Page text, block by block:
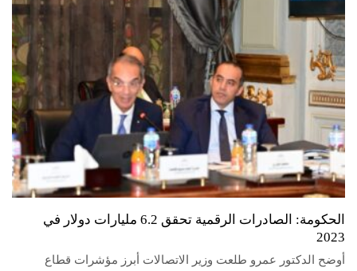
الحكومة: الصادرات الرقمية تحقق 6.2 مليارات دولار في
2023
أوضح الدكتور عمرو طلعت وزير الاتصالات أبرز مؤشرات قطاع